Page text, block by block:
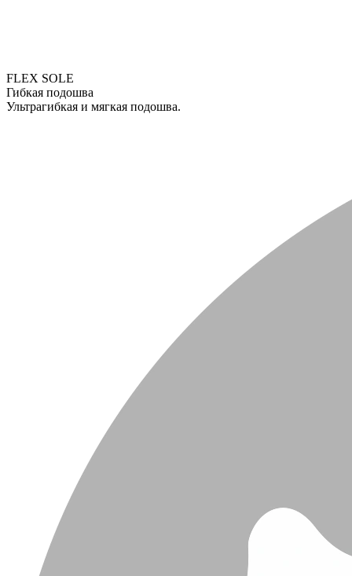
FLEX SOLE
Гибкая подошва
Ультрагибкая и мягкая подошва.